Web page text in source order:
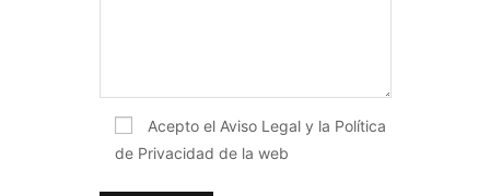
Acepto el Aviso Legal y la Política
de Privacidad de la web